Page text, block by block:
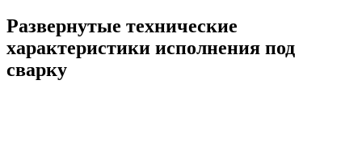
Развернутые технические
характеристики исполнения под
сварку